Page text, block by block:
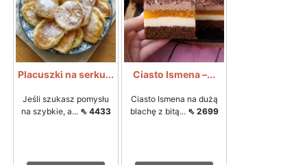
Placuszki na serku...
Jeśli szukasz pomysłu
na szybkie, a... ⇖ 4433
Ciasto Ismena –...
Ciasto Ismena na dużą
blachę z bitą... ⇖ 2699